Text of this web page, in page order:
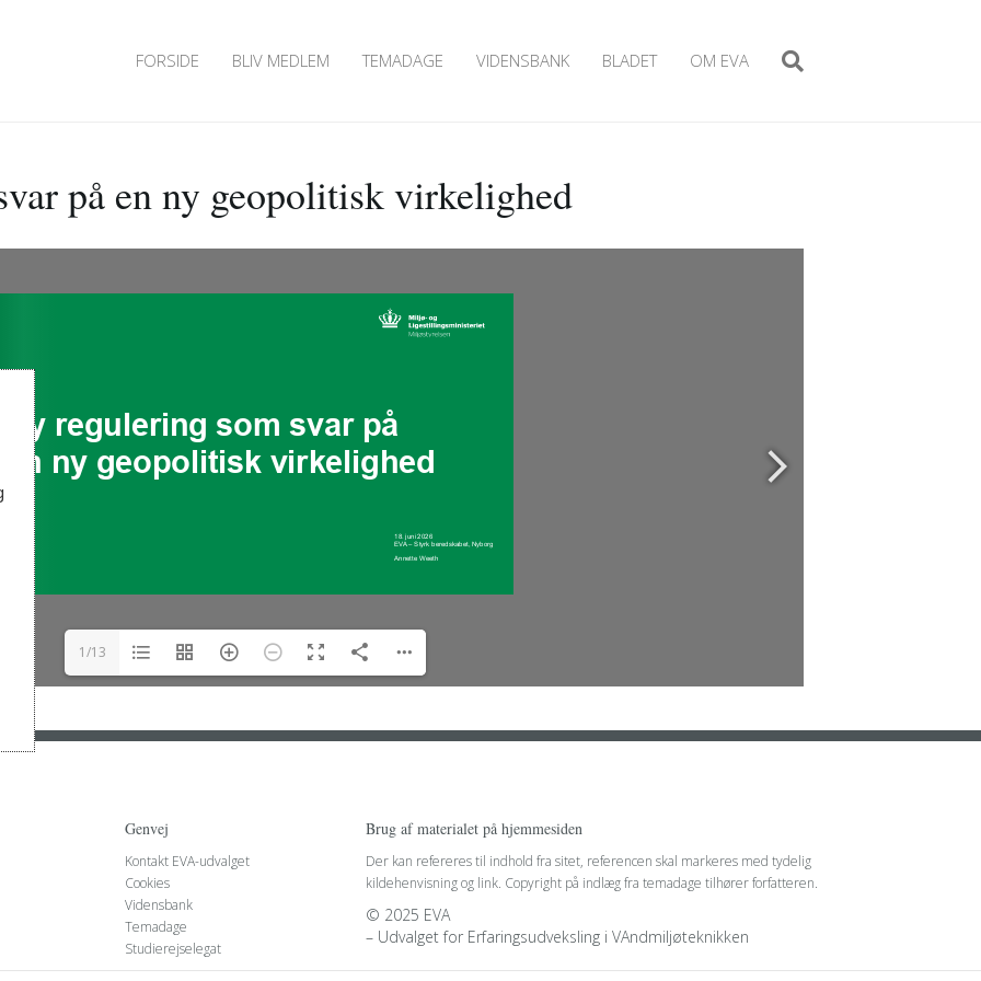
FORSIDE BLIV MEDLEM TEMADAGE VIDENSBANK BLADET OM EVA
på en ny geopolitisk virkelighed
1/13
Genvej
Kontakt EVA-udvalget
Cookies
Vidensbank
Temadage
Studierejselegat
Brug af materialet på hjemmesiden
Der kan refereres til indhold fra sitet, referencen skal markeres med tydelig
kildehenvisning og link. Copyright på indlæg fra temadage tilhører forfatteren.
© 2025 EVA
– Udvalget for Erfaringsudveksling i VAndmiljøteknikken